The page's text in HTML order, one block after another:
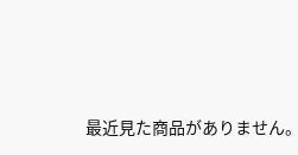
最近見た商品がありません。